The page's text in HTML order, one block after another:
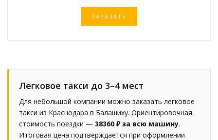
ЗАКАЗАТЬ
Легковое такси до 3–4 мест
Для небольшой компании можно заказать легковое
такси из Краснодара в Балашиху. Ориентировочная
стоимость поездки — 38360 ₽ за всю машину.
Итоговая цена подтверждается при оформлении